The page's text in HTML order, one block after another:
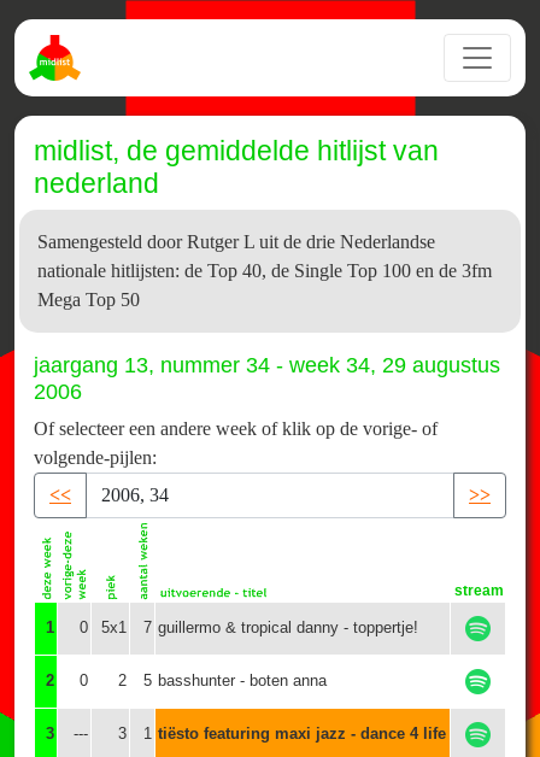
midlist, de gemiddelde hitlijst van
nederland
Samengesteld door Rutger L uit de drie Nederlandse
nationale hitlijsten: de Top 40, de Single Top 100 en de 3fm
Mega Top 50
jaargang 13, nummer 34 - week 34, 29 augustus
2006
Of selecteer een andere week of klik op de vorige- of
volgende-pijlen:
<<
>>
stream
1 0 5x1 7 guillermo & tropical danny - toppertje!
2 0 2 5 basshunter - boten anna
3 --- 3 1 tiësto featuring maxi jazz - dance 4 life